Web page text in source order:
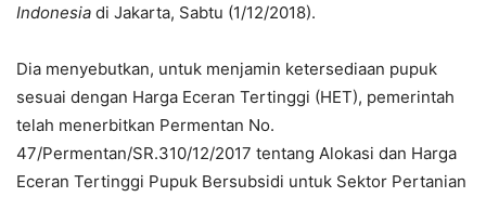
Indonesia di Jakarta, Sabtu (1/12/2018).
Dia menyebutkan, untuk menjamin ketersediaan pupuk
sesuai dengan Harga Eceran Tertinggi (HET), pemerintah
telah menerbitkan Permentan No.
47/Permentan/SR.310/12/2017 tentang Alokasi dan Harga
Eceran Tertinggi Pupuk Bersubsidi untuk Sektor Pertanian